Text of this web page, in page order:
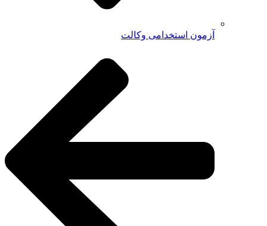
آزمون استخدامی وکالت